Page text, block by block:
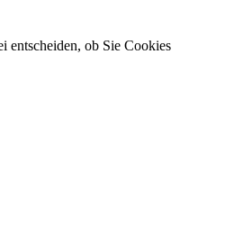
entscheiden, ob Sie Cookies